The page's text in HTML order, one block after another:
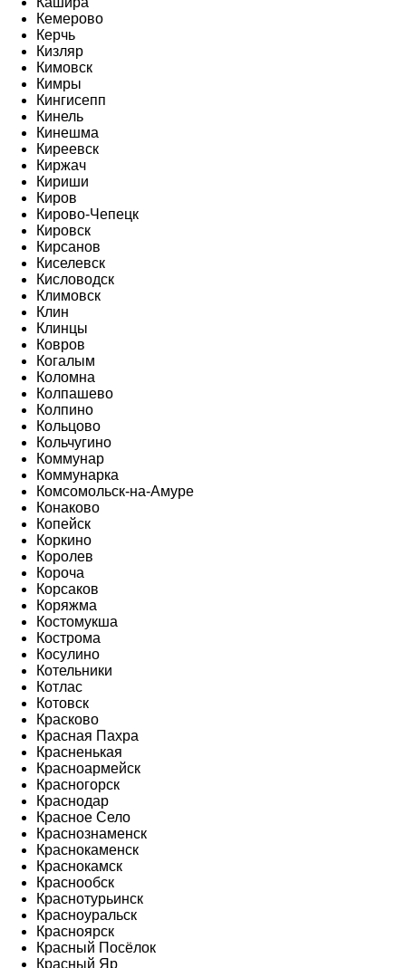
Кемерово
Керчь
Кизляр
Кимовск
Кимры
Кингисепп
Кинель
Кинешма
Киреевск
Киржач
Кириши
Киров
Кирово-Чепецк
Кировск
Кирсанов
Киселевск
Кисловодск
Климовск
Клин
Клинцы
Ковров
Когалым
Коломна
Колпашево
Колпино
Кольцово
Кольчугино
Коммунар
Коммунарка
Комсомольск-на-Амуре
Конаково
Копейск
Коркино
Королев
Короча
Корсаков
Коряжма
Костомукша
Кострома
Косулино
Котельники
Котлас
Котовск
Красково
Красная Пахра
Красненькая
Красноармейск
Красногорск
Краснодар
Красное Село
Краснознаменск
Краснокаменск
Краснокамск
Краснообск
Краснотурьинск
Красноуральск
Красноярск
Красный Посёлок
Красный Яр